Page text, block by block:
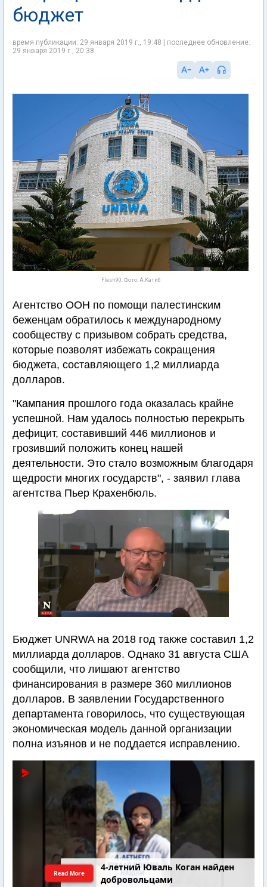
бюджет
время публикации: 29 января 2019 г., 19:48 | последнее обновление:
29 января 2019 г., 20:38
Flash90. Фото: А.Катиб
Агентство ООН по помощи палестинским
беженцам обратилось к международному
сообществу с призывом собрать средства,
которые позволят избежать сокращения
бюджета, составляющего 1,2 миллиарда
долларов.
"Кампания прошлого года оказалась крайне
успешной. Нам удалось полностью перекрыть
дефицит, составивший 446 миллионов и
грозивший положить конец нашей
деятельности. Это стало возможным благодаря
щедрости многих государств", - заявил глава
агентства Пьер Крахенбюль.
Бюджет UNRWA на 2018 год также составил 1,2
миллиарда долларов. Однако 31 августа США
сообщили, что лишают агентство
финансирования в размере 360 миллионов
долларов. В заявлении Государственного
департамента говорилось, что существующая
экономическая модель данной организации
полна изъянов и не поддается исправлению.
4-летний Юваль Коган найден
добровольцами
Read More